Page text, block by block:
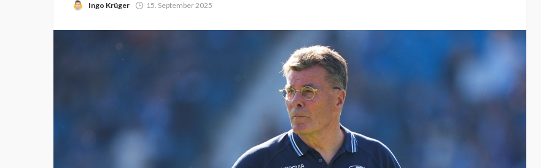
Ingo Krüger 15. September 2025